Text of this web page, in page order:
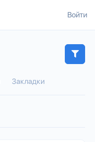
Войти
Закладки